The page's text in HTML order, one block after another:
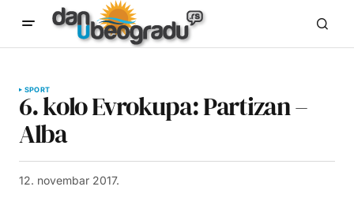
SPORT
6. kolo Evrokupa: Partizan –
Alba
12. novembar 2017.